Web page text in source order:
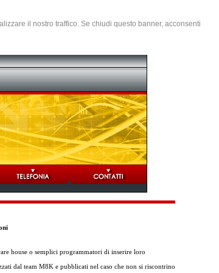
il nostro traffico. Se chiudi questo banner, acconsenti
house o semplici programmatori di inserire loro
dal team M8K e pubblicati nel caso che non si riscontrino